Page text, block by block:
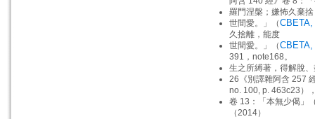
羅門涅槃；嫌怖久棄
世間愛。」（
久捨離，能度
世間愛。」（
391，note168。
生之所縛著，得解脫
26《別譯雜阿含 257
no. 100, p. 463c23）
卷 13：「本無少偈」
（2014）